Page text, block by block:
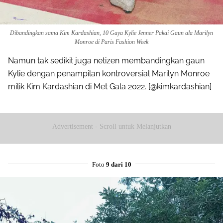
Dibandingkan sama Kim Kardashian, 10 Gaya Kylie Jenner Pakai Gaun ala Marilyn
Monroe di Paris Fashion Week
Namun tak sedikit juga netizen membandingkan gaun
Kylie dengan penampilan kontroversial Marilyn Monroe
milik Kim Kardashian di Met Gala 2022. [@kimkardashian]
Advertisement - Scroll untuk Melanjutkan
Foto 9 dari 10